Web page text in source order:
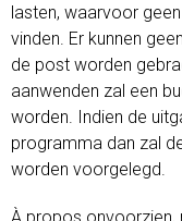
lasten, waarvoor
vinden. Er kunnen
de post worden
aanwenden zal een
worden. Indien de
programma dan zal
worden voorgelegd.
À propos onvoorzien,